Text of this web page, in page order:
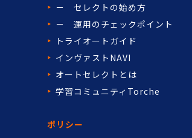
－ セレクトの始め方
－ 運用のチェックポイント
トライオートガイド
インヴァストNAVI
オートセレクトとは
学習コミュニティTorche
ポリシー